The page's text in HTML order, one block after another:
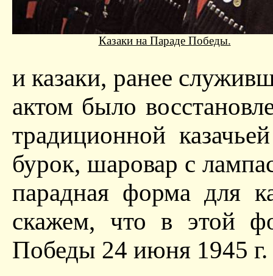
Казаки на Параде Победы.
и казаки, ранее
актом было
традиционной
бурок, шаровар с
парадная форма для
скажем, что в этой
Победы 24 июня 1945 г.